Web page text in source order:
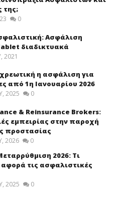
της;
0
Ασφάλιση
διαδικτυακά
2021
η ασφάλιση για
από 1η Ιανουαρίου 2026
2025 0
& Reinsurance Brokers:
εμπειρίας στην παροχή
προστασίας
2026 0
2026: Τι
τις ασφαλιστικές
2025 0